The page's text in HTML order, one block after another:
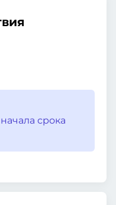
срока